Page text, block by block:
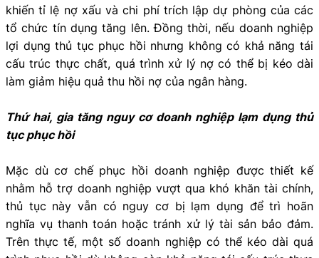
khiến tỉ lệ nợ xấu và chi phí trích lập dự phòng của các
tổ chức tín dụng tăng lên. Đồng thời, nếu doanh nghiệp
lợi dụng thủ tục phục hồi nhưng không có khả năng tái
cấu trúc thực chất, quá trình xử lý nợ có thể bị kéo dài
làm giảm hiệu quả thu hồi nợ của ngân hàng.
Thứ hai, gia tăng nguy cơ doanh nghiệp lạm dụng thủ
tục phục hồi
Mặc dù cơ chế phục hồi doanh nghiệp được thiết kế
nhằm hỗ trợ doanh nghiệp vượt qua khó khăn tài chính,
thủ tục này vẫn có nguy cơ bị lạm dụng để trì hoãn
nghĩa vụ thanh toán hoặc tránh xử lý tài sản bảo đảm.
Trên thực tế, một số doanh nghiệp có thể kéo dài quá